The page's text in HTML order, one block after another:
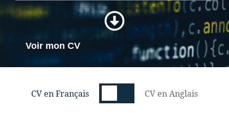
Voir mon CV
CV en Français CV en Anglais